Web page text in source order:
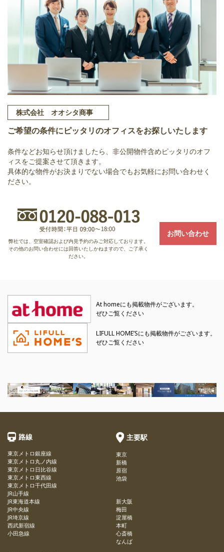
株式会社 オオシタ商事
ご希望の条件にピッタリのオフィスをお探しいたします
条件などお知らせ頂けましたら、非公開物件含めピッタリのオフ
ィスをご提案させて頂きます。
具体的な物件がお決まりでない場合でもお気軽にお問い合わせく
ださい。
弊社では、空室確認および内見予約のみご対応しております。
その他のお問い合わせには回答いたしかねますので、ご了承く
ださい。
お問い合わせ
At homeにも掲載物件がございます。
ぜひご覧ください
LIFULL HOME’Sにも掲載物件がございます。
ぜひご覧ください
路線
東京メトロ銀座線
東京メトロ丸ノ内線
東京メトロ日比谷線
東京メトロ東西線
東京メトロ千代田線
JR山手線
JR東海道本線
JR中央線
JR埼京線
西武新宿線
小田急線
主要駅
東京
新橋
原宿
池袋
新大阪
梅田
淀屋橋
本町
心斎橋
なんば